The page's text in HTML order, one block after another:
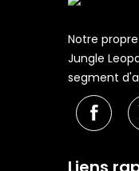
Notre
Jungle
segment